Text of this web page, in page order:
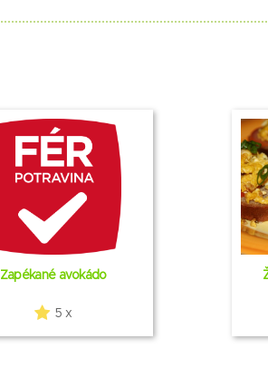
Zapékané avokádo
5 x